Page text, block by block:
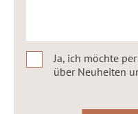
Ja, ich möchte
über Neuheiten